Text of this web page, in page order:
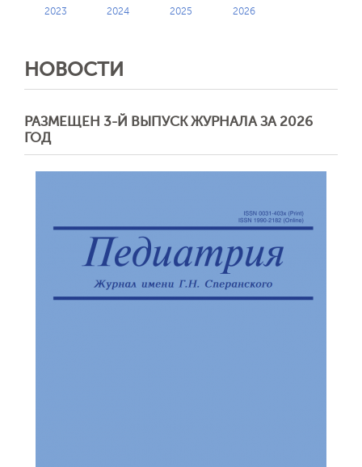
2023 2024 2025 2026
НОВОСТИ
РАЗМЕЩЕН 3-Й ВЫПУСК ЖУРНАЛА ЗА 2026
ГОД